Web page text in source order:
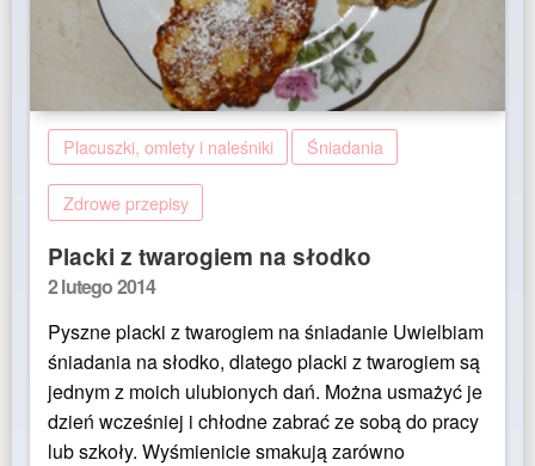
Placuszki, omlety i naleśniki Śniadania
Zdrowe przepisy
Placki z twarogiem na słodko
Posted
2 lutego 2014
Pyszne placki z twarogiem na śniadanie Uwielbiam
śniadania na słodko, dlatego placki z twarogiem są
jednym z moich ulubionych dań. Można usmażyć je
dzień wcześniej i chłodne zabrać ze sobą do pracy
lub szkoły. Wyśmienicie smakują zarówno